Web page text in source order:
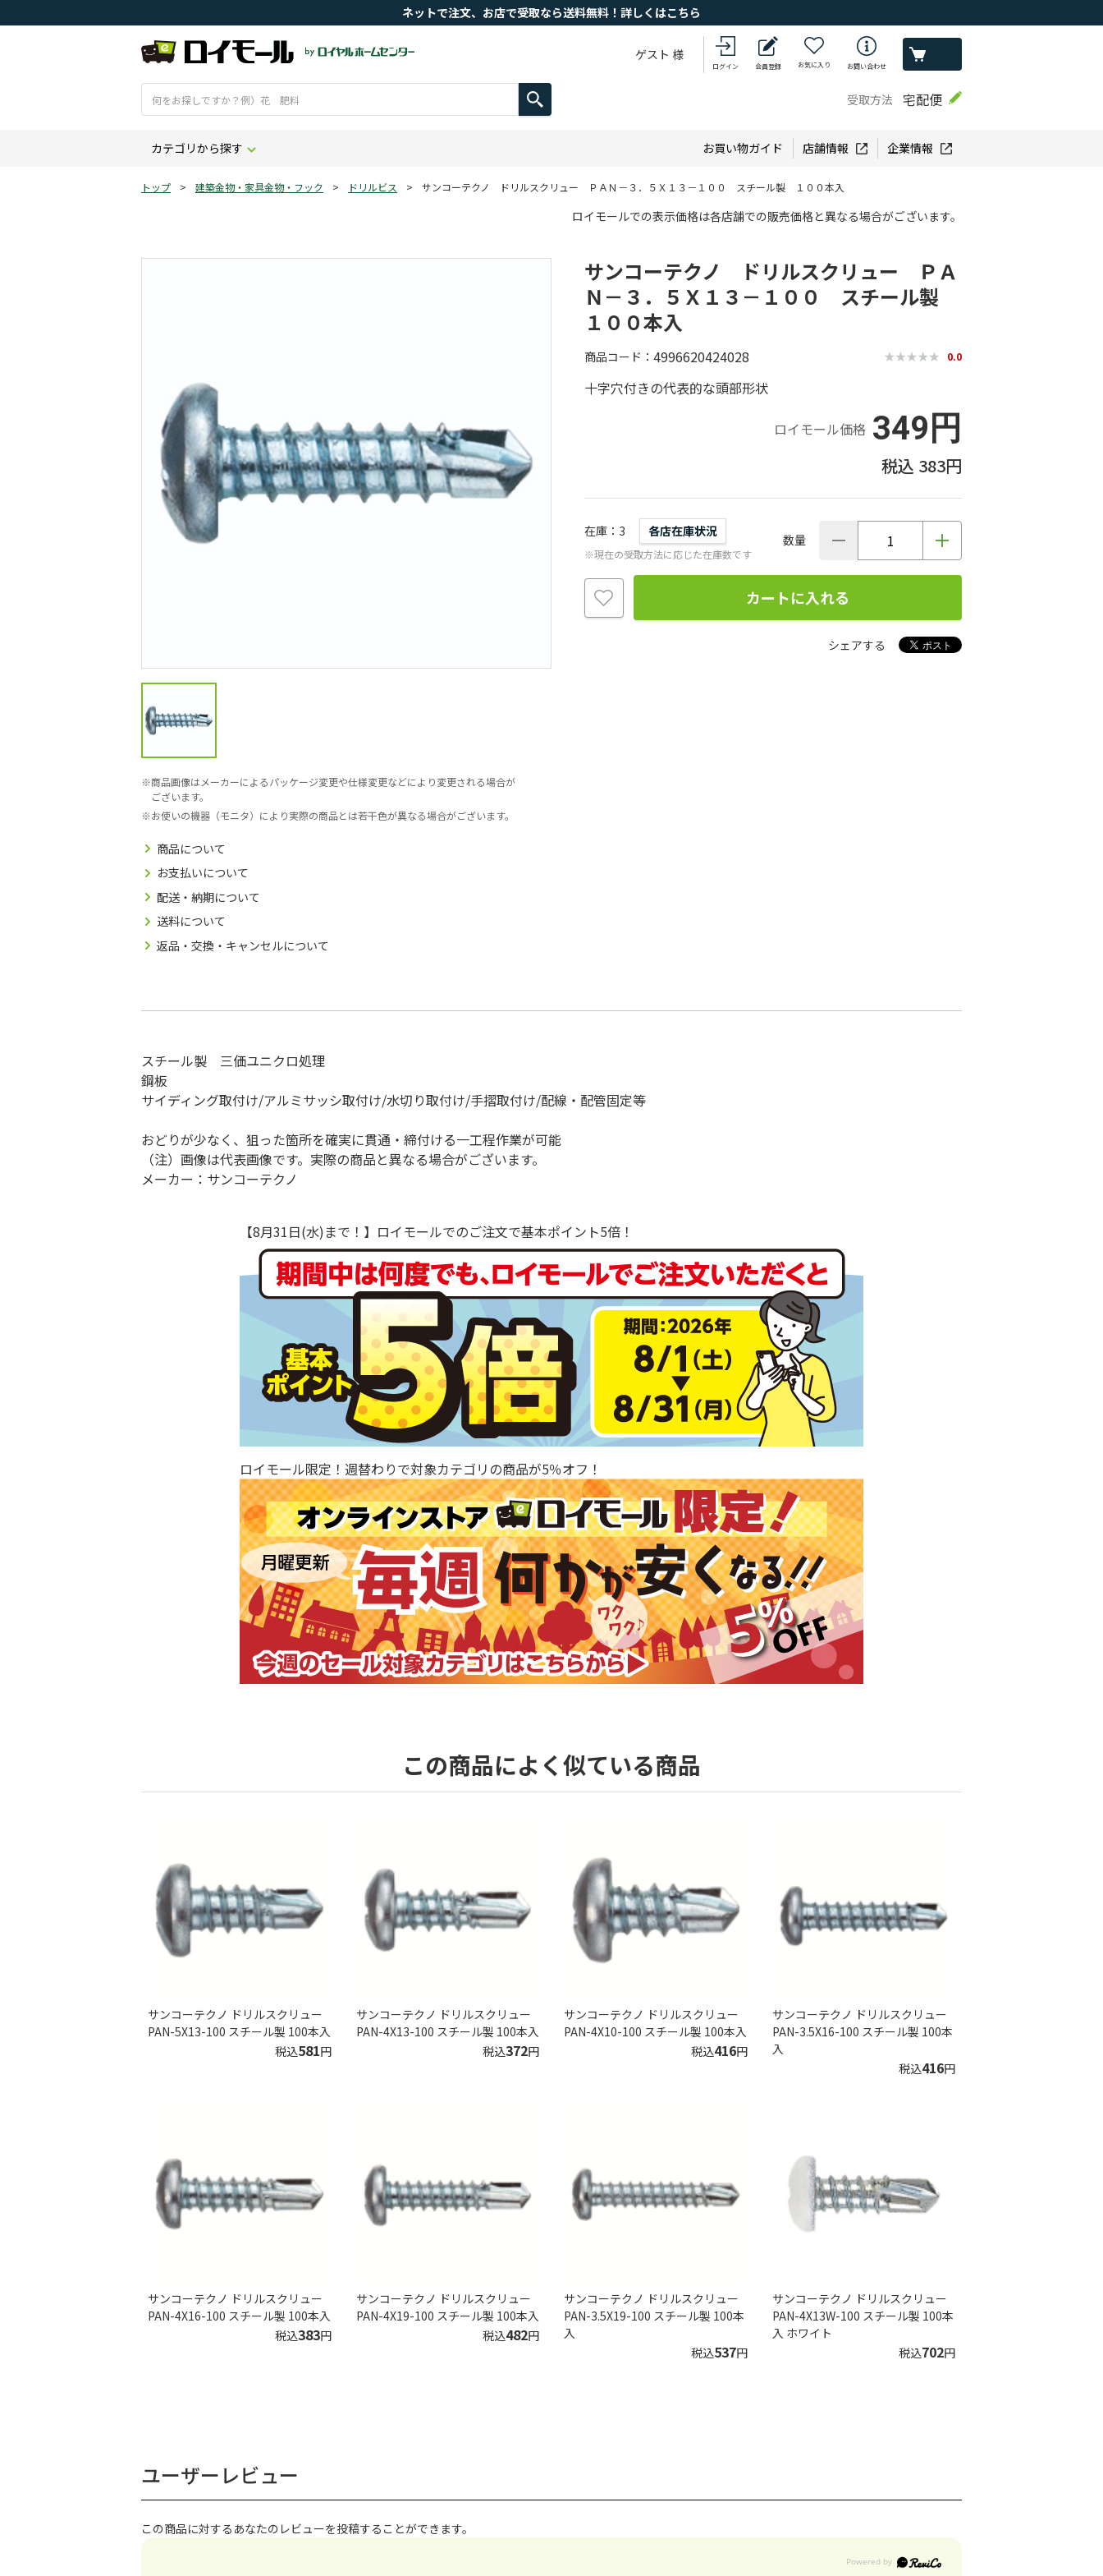
ネットで注文、お店で受取なら送料無料！詳しくはこちら
ゲスト 様
ログイン 会員登録 お気に入り お問い合わせ
受取方法 宅配便
カテゴリから探す お買い物ガイド 店舗情報 企業情報
トップ > 建築金物・家具金物・フック > ドリルビス > サンコーテクノ ドリルスクリュー ＰＡＮ－３．５Ｘ１３－１００ スチール製 １００本入
ロイモールでの表示価格は各店舗での販売価格と異なる場合がございます。
商品画像はメーカーによるパッケージ変更や仕様変更などにより変更される場合が
ございます。
お使いの機器（モニタ）により実際の商品とは若干色が異なる場合がございます。
商品について
お支払いについて
配送・納期について
送料について
返品・交換・キャンセルについて
サンコーテクノ ドリルスクリュー ＰＡ
Ｎ－３．５Ｘ１３－１００ スチール製
１００本入
商品コード 4996620424028 0.0
十字穴付きの代表的な頭部形状
ロイモール価格 349円
383円
在庫 3 各店在庫状況
※現在の受取方法に応じた在庫数です
数量
カートに入れる
シェアする
スチール製 三価ユニクロ処理
鋼板
サイディング取付け/アルミサッシ取付け/水切り取付け/手摺取付け/配線・配管固定等
おどりが少なく、狙った箇所を確実に貫通・締付ける一工程作業が可能
（注）画像は代表画像です。実際の商品と異なる場合がございます。
メーカー：サンコーテクノ
【8月31日(水)まで！】ロイモールでのご注文で基本ポイント5倍！
ロイモール限定！週替わりで対象カテゴリの商品が5％オフ！
この商品によく似ている商品
サンコーテクノ ドリルスクリュー
PAN-5X13-100 スチール製 100本入
税込581円
サンコーテクノ ドリルスクリュー
PAN-4X13-100 スチール製 100本入
税込372円
サンコーテクノ ドリルスクリュー
PAN-4X10-100 スチール製 100本入
税込416円
サンコーテクノ ドリルスクリュー
PAN-3.5X16-100 スチール製 100本
入
税込416円
サンコーテクノ ドリルスクリュー
PAN-4X16-100 スチール製 100本入
税込383円
サンコーテクノ ドリルスクリュー
PAN-4X19-100 スチール製 100本入
税込482円
サンコーテクノ ドリルスクリュー
PAN-3.5X19-100 スチール製 100本
入
税込537円
サンコーテクノ ドリルスクリュー
PAN-4X13W-100 スチール製 100本
入 ホワイト
税込702円
ユーザーレビュー
この商品に対するあなたのレビューを投稿することができます。